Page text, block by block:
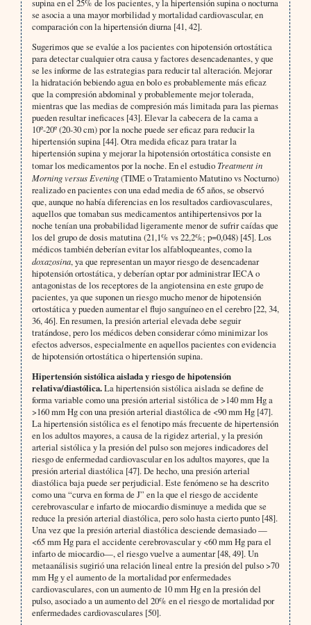
supina en el 25% de los pacientes, y la hipertensión supina o nocturna
se asocia a una mayor morbilidad y mortalidad cardiovascular, en
comparación con la hipertensión diurna [41, 42].
Sugerimos que se evalúe a los pacientes con hipotensión ortostática
para detectar cualquier otra causa y factores desencadenantes, y que
se les informe de las estrategias para reducir tal alteración. Mejorar
la hidratación bebiendo agua en bolo es probablemente más eficaz
que la compresión abdominal y probablemente mejor tolerada,
mientras que las medias de compresión más limitada para las piernas
pueden resultar ineficaces [43]. Elevar la cabecera de la cama a
10º-20º (20-30 cm) por la noche puede ser eficaz para reducir la
hipertensión supina [44]. Otra medida eficaz para tratar la
hipertensión supina y mejorar la hipotensión ortostática consiste en
tomar los medicamentos por la noche. En el estudio Treatment in
Morning versus Evening(TIME o Tratamiento Matutino vs Nocturno)
realizado en pacientes con una edad media de 65 años, se observó
que, aunque no había diferencias en los resultados cardiovasculares,
aquellos que tomaban sus medicamentos antihipertensivos por la
noche tenían una probabilidad ligeramente menor de sufrir caídas que
los del grupo de dosis matutina (21,1% vs 22,2%; p=0,048) [45]. Los
médicos también deberían evitar los alfabloqueantes, como la
doxazosina, ya que representan un mayor riesgo de desencadenar
hipotensión ortostática, y deberían optar por administrar IECA o
antagonistas de los receptores de la angiotensina en este grupo de
pacientes, ya que suponen un riesgo mucho menor de hipotensión
ortostática y pueden aumentar el flujo sanguíneo en el cerebro [22, 34,
36, 46]. En resumen, la presión arterial elevada debe seguir
tratándose, pero los médicos deben considerar cómo minimizar los
efectos adversos, especialmente en aquellos pacientes con evidencia
de hipotensión ortostática o hipertensión supina.
Hipertensión sistólica aislada y riesgo de hipotensión
relativa/diastólica.La hipertensión sistólica aislada se define de
forma variable como una presión arterial sistólica de >140 mm Hg a
>160 mm Hg con una presión arterial diastólica de <90 mm Hg [47].
La hipertensión sistólica es el fenotipo más frecuente de hipertensión
en los adultos mayores, a causa de la rigidez arterial, y la presión
arterial sistólica y la presión del pulso son mejores indicadores del
riesgo de enfermedad cardiovascular en los adultos mayores, que la
presión arterial diastólica [47]. De hecho, una presión arterial
diastólica baja puede ser perjudicial. Este fenómeno se ha descrito
como una “curva en forma de J” en la que el riesgo de accidente
cerebrovascular e infarto de miocardio disminuye a medida que se
reduce la presión arterial diastólica, pero solo hasta cierto punto [48].
Una vez que la presión arterial diastólica desciende demasiado —
<65 mm Hg para el accidente cerebrovascular y <60 mm Hg para el
infarto de miocardio—, el riesgo vuelve a aumentar [48, 49]. Un
metaanálisis sugirió una relación lineal entre la presión del pulso >70
mm Hg y el aumento de la mortalidad por enfermedades
cardiovasculares, con un aumento de 10 mm Hg en la presión del
pulso, asociado a un aumento del 20% en el riesgo de mortalidad por
enfermedades cardiovasculares [50].